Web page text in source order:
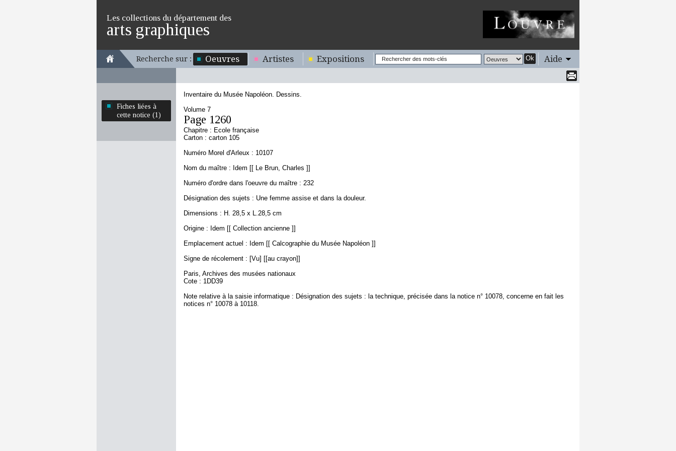
Les collections du département des
arts graphiques
Recherche sur : Oeuvres Artistes Expositions Ok Aide
Fiches liées à
cette notice (1)
Inventaire du Musée Napoléon. Dessins.
Volume 7
Page 1260
Chapitre : Ecole française
Carton : carton 105
Numéro Morel d'Arleux : 10107
Nom du maître : Idem [[ Le Brun, Charles ]]
Numéro d'ordre dans l'oeuvre du maître : 232
Désignation des sujets : Une femme assise et dans la douleur.
Dimensions : H. 28,5 x L.28,5 cm
Origine : Idem [[ Collection ancienne ]]
Emplacement actuel : Idem [[ Calcographie du Musée Napoléon ]]
Signe de récolement : [Vu] [[au crayon]]
Paris, Archives des musées nationaux
Cote : 1DD39
Note relative à la saisie informatique : Désignation des sujets : la technique, précisée dans la notice n° 10078, concerne en fait les
notices n° 10078 à 10118.